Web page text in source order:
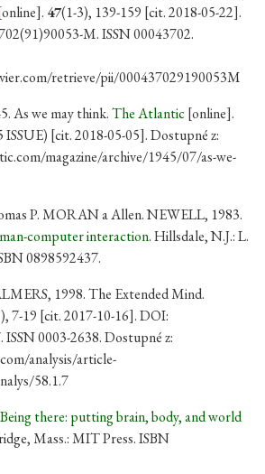
47(1-3), 139-159 [cit. 2018-05-22].
M. ISSN 00043702.
retrieve/pii/000437029190053M
As we may think.The Atlantic[online].
ISSUE) [cit. 2018-05-05]. Dostupné z:
magazine/archive/1945/07/as-we-
P. MORAN a Allen. NEWELL, 1983.
computer interaction. Hillsdale, N.J.: L.
0898592437.
1998. The Extended Mind.
7-19 [cit. 2017-10-16]. DOI:
ISSN 0003-2638. Dostupné z:
analysis/article-
58.1.7
Being there: putting brain, body, and world
Mass.: MIT Press. ISBN